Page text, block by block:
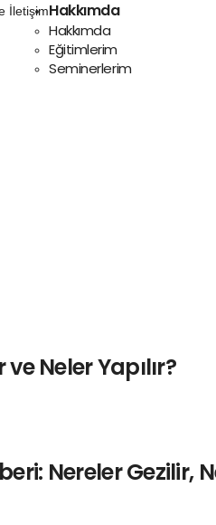
Hakkımda
Hakkımda
Eğitimlerim
Seminerlerim
Neler Yapılır?
Nereler Gezilir,